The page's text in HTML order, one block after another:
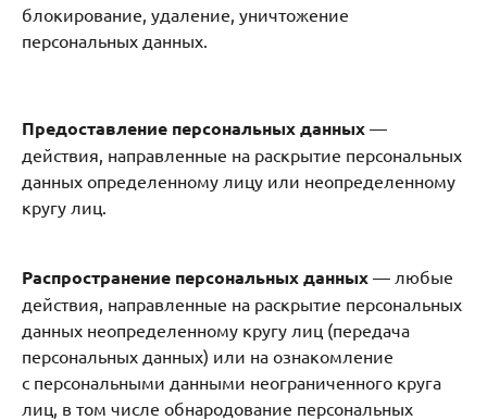
блокирование, удаление, уничтожение
персональных данных.
Предоставление персональных данных —
действия, направленные на раскрытие персональных
данных определенному лицу или неопределенному
кругу лиц.
Распространение персональных данных — любые
действия, направленные на раскрытие персональных
данных неопределенному кругу лиц (передача
персональных данных) или на ознакомление
с персональными данными неограниченного круга
лиц, в том числе обнародование персональных